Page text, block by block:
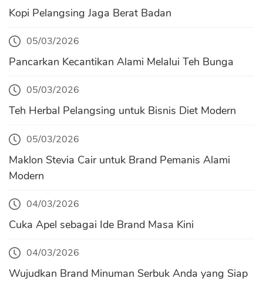
Kopi Pelangsing Jaga Berat Badan
05/03/2026
Pancarkan Kecantikan Alami Melalui Teh Bunga
05/03/2026
Teh Herbal Pelangsing untuk Bisnis Diet Modern
05/03/2026
Maklon Stevia Cair untuk Brand Pemanis Alami
Modern
04/03/2026
Cuka Apel sebagai Ide Brand Masa Kini
04/03/2026
Wujudkan Brand Minuman Serbuk Anda yang Siap